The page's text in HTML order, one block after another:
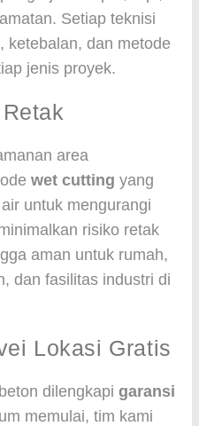
Setiap teknisi
ketebalan, dan metode
jenis proyek.
area
wet cutting yang
untuk mengurangi
risiko retak
aman untuk rumah,
dan fasilitas industri di
Lokasi Gratis
dilengkapi garansi
memulai, tim kami